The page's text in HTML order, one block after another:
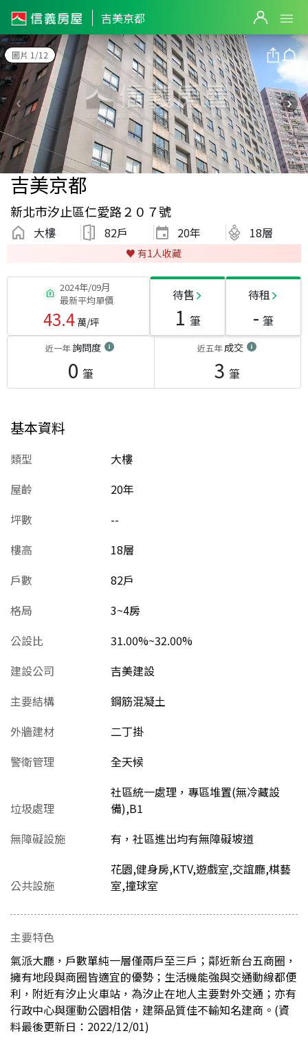
吉美京都
圖片 1/12
吉美京都
新北市汐止區仁愛路２０７號
大樓 82戶 20年 18層
♥️ 有1 人收藏
2024年/09月
最新平均單價
43.4萬/坪
待售
1 筆
待租
- 筆
近一年詢問度
0 筆
近五年成交
3 筆
基本資料
類型
大樓
屋齡
20年
坪數
--
樓高
18層
戶數
82戶
格局
3~4房
公設比
31.00%~32.00%
建設公司
吉美建設
主要結構
鋼筋混凝土
外牆建材
二丁掛
警衛管理
全天候
垃圾處理
社區統一處理，專區堆置(無冷藏設
備),B1
無障礙設施
有，社區進出均有無障礙坡道
公共設施
花園,健身房,KTV,遊戲室,交誼廳,棋藝
室,撞球室
主要特色
氣派大廳，戶數單純一層僅兩戶至三戶；鄰近新台五商圈，
擁有地段與商圈皆適宜的優勢；生活機能強與交通動線都便
利，附近有汐止火車站，為汐止在地人主要對外交通；亦有
行政中心與運動公園相偕，建築品質佳不輸知名建商。(資
料最後更新日：2022/12/01)